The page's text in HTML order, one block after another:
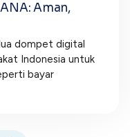
Aman,
dompet digital
Indonesia untuk
bayar